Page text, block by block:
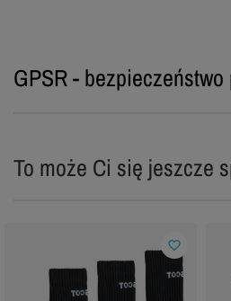
GPSR - bezpieczeństwo
To może Ci się jeszcze
favorite_border